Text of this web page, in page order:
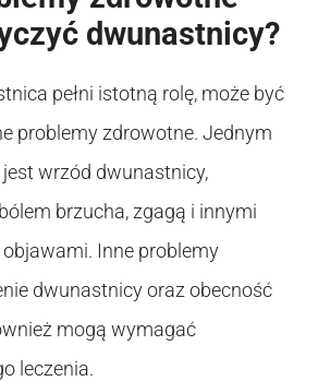
dwunastnicy?
pełni istotną rolę, może być
problemy zdrowotne. Jednym
wrzód dwunastnicy,
brzucha, zgagą i innymi
Inne problemy
dwunastnicy oraz obecność
mogą wymagać
leczenia.